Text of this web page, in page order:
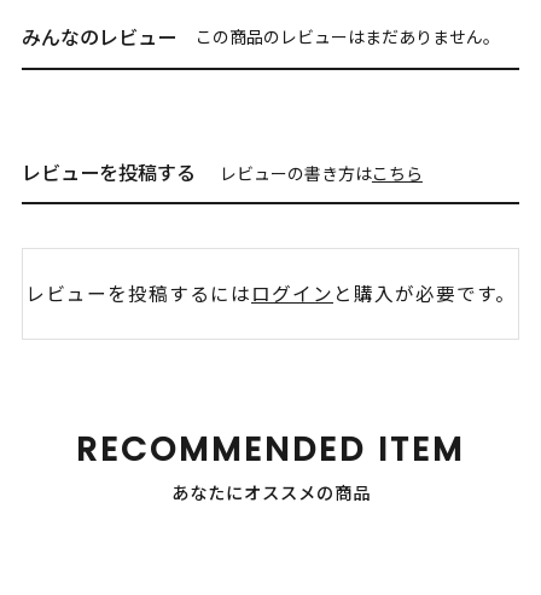
みんなのレビュー この商品のレビューはまだありません。
レビューを投稿する レビューの書き方はこちら
レビューを投稿するにはログイン と購入が必要です。
RECOMMENDED ITEM
あなたにオススメの商品